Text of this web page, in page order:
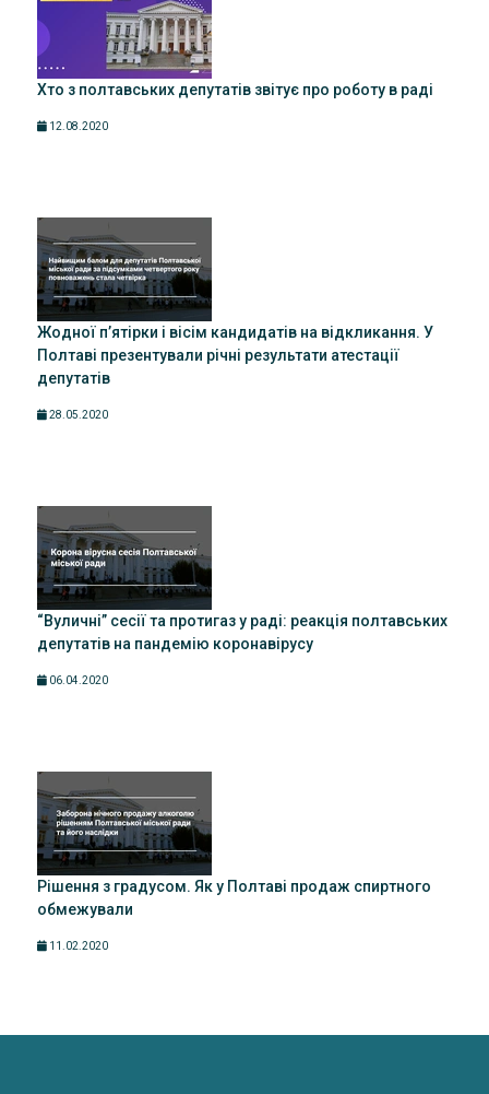
Хто з полтавських депутатів звітує про роботу в раді
12.08.2020
Жодної п’ятірки і вісім кандидатів на відкликання. У
Полтаві презентували річні результати атестації
депутатів
28.05.2020
“Вуличні” сесії та протигаз у раді: реакція полтавських
депутатів на пандемію коронавірусу
06.04.2020
Рішення з градусом. Як у Полтаві продаж спиртного
обмежували
11.02.2020